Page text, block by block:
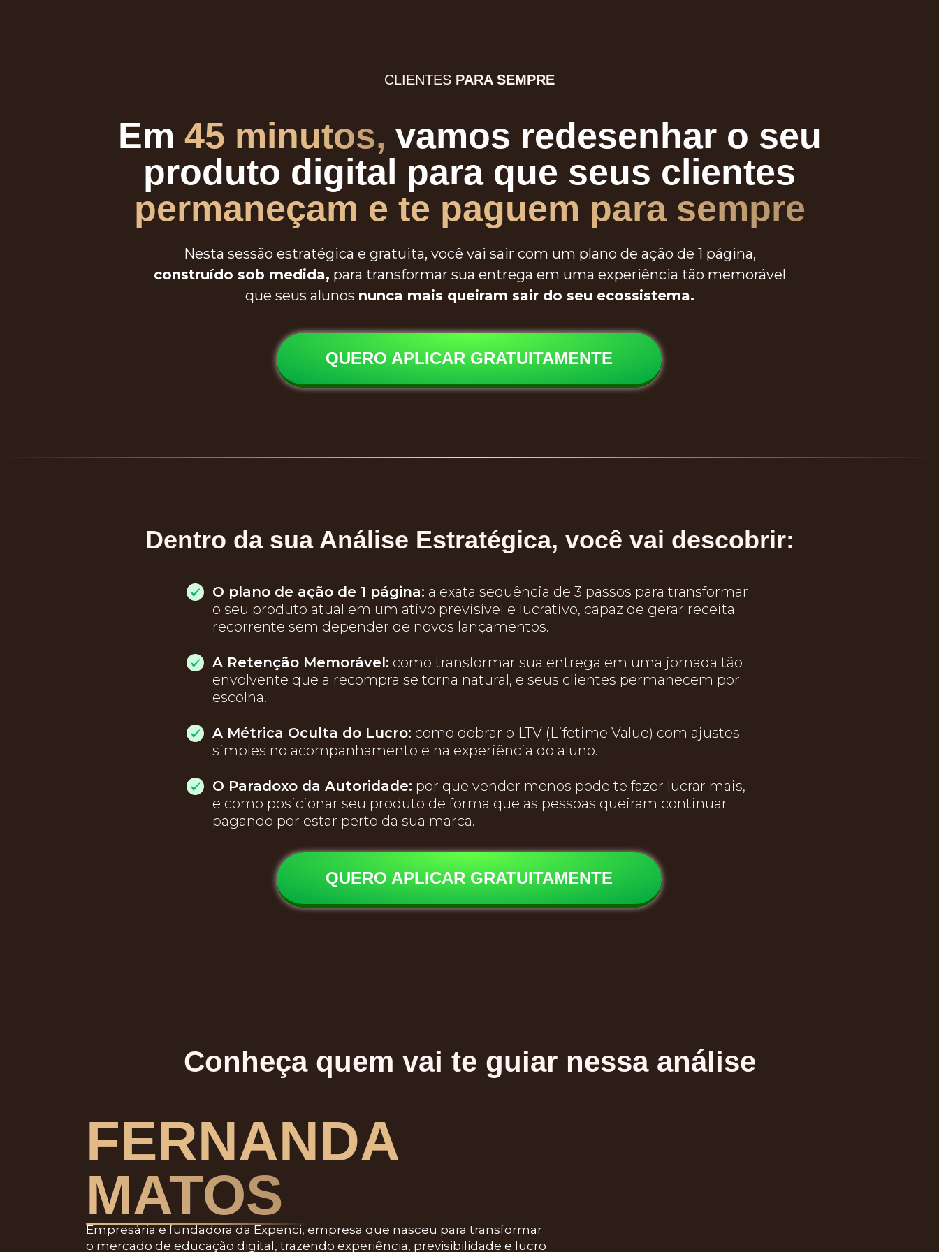
CLIENTES PARA SEMPRE
Em 45 minutos, vamos redesenhar o seu
produto digital para que seus clientes
permaneçam e te paguem para sempre
Nesta sessão estratégica e gratuita, você vai sair com um plano de ação de 1 página,
construído sob medida, para transformar sua entrega em uma experiência tão memorável
que seus alunos nunca mais queiram sair do seu ecossistema.
QUERO APLICAR GRATUITAMENTE
Dentro da sua Análise Estratégica, você vai descobrir:
O plano de ação de 1 página: a exata sequência de 3 passos para transformar
o seu produto atual em um ativo previsível e lucrativo, capaz de gerar receita
recorrente sem depender de novos lançamentos.
A Retenção Memorável: como transformar sua entrega em uma jornada tão
envolvente que a recompra se torna natural, e seus clientes permanecem por
escolha.
A Métrica Oculta do Lucro: como dobrar o LTV (Lifetime Value) com ajustes
simples no acompanhamento e na experiência do aluno.
O Paradoxo da Autoridade: por que vender menos pode te fazer lucrar mais,
e como posicionar seu produto de forma que as pessoas queiram continuar
pagando por estar perto da sua marca.
QUERO APLICAR GRATUITAMENTE
Conheça quem vai te guiar nessa análise
FERNANDA
MATOS
Empresária e fundadora da Expenci, empresa que nasceu para transformar
o mercado de educação digital, trazendoexperiência, previsibilidade e lucro